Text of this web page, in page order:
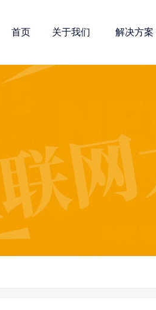
首页 关于我们 解决方案
发 网站优化
诺商多维解决方
全网宣传解决方案 定制开发